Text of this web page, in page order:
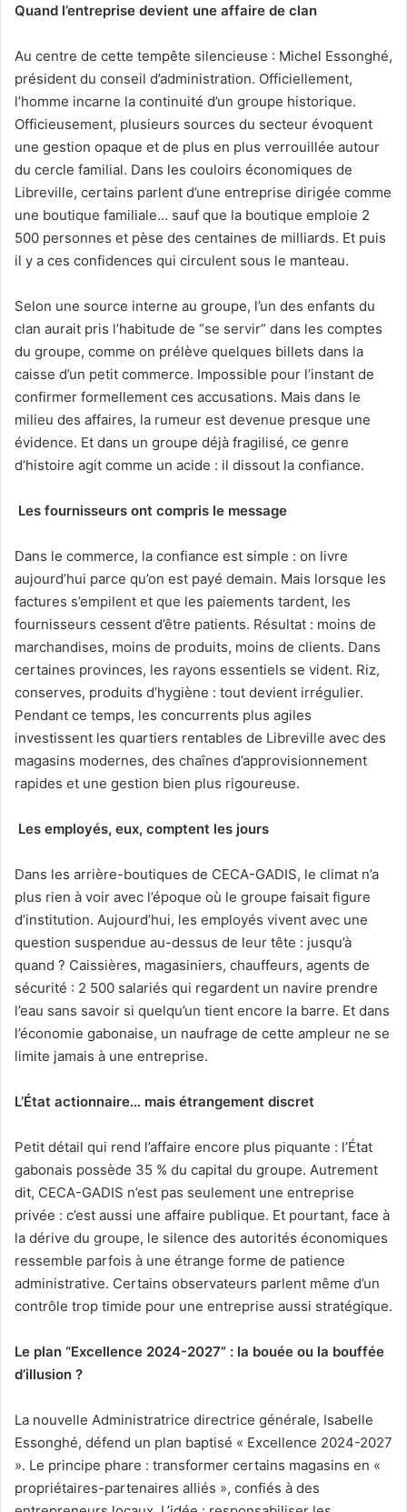
Quand l’entreprise devient une affaire de clan
Au centre de cette tempête silencieuse : Michel Essonghé,
président du conseil d’administration. Officiellement,
l’homme incarne la continuité d’un groupe historique.
Officieusement, plusieurs sources du secteur évoquent
une gestion opaque et de plus en plus verrouillée autour
du cercle familial. Dans les couloirs économiques de
Libreville, certains parlent d’une entreprise dirigée comme
une boutique familiale… sauf que la boutique emploie 2
500 personnes et pèse des centaines de milliards. Et puis
il y a ces confidences qui circulent sous le manteau.
Selon une source interne au groupe, l’un des enfants du
clan aurait pris l’habitude de “se servir” dans les comptes
du groupe, comme on prélève quelques billets dans la
caisse d’un petit commerce. Impossible pour l’instant de
confirmer formellement ces accusations. Mais dans le
milieu des affaires, la rumeur est devenue presque une
évidence. Et dans un groupe déjà fragilisé, ce genre
d’histoire agit comme un acide : il dissout la confiance.
Les fournisseurs ont compris le message
Dans le commerce, la confiance est simple : on livre
aujourd’hui parce qu’on est payé demain. Mais lorsque les
factures s’empilent et que les paiements tardent, les
fournisseurs cessent d’être patients. Résultat : moins de
marchandises, moins de produits, moins de clients. Dans
certaines provinces, les rayons essentiels se vident. Riz,
conserves, produits d’hygiène : tout devient irrégulier.
Pendant ce temps, les concurrents plus agiles
investissent les quartiers rentables de Libreville avec des
magasins modernes, des chaînes d’approvisionnement
rapides et une gestion bien plus rigoureuse.
Les employés, eux, comptent les jours
Dans les arrière-boutiques de CECA-GADIS, le climat n’a
plus rien à voir avec l’époque où le groupe faisait figure
d’institution. Aujourd’hui, les employés vivent avec une
question suspendue au-dessus de leur tête : jusqu’à
quand ? Caissières, magasiniers, chauffeurs, agents de
sécurité : 2 500 salariés qui regardent un navire prendre
l’eau sans savoir si quelqu’un tient encore la barre. Et dans
l’économie gabonaise, un naufrage de cette ampleur ne se
limite jamais à une entreprise.
L’État actionnaire… mais étrangement discret
Petit détail qui rend l’affaire encore plus piquante : l’État
gabonais possède 35 % du capital du groupe. Autrement
dit, CECA-GADIS n’est pas seulement une entreprise
privée : c’est aussi une affaire publique. Et pourtant, face à
la dérive du groupe, le silence des autorités économiques
ressemble parfois à une étrange forme de patience
administrative. Certains observateurs parlent même d’un
contrôle trop timide pour une entreprise aussi stratégique.
Le plan “Excellence 2024-2027” : la bouée ou la bouffée
d’illusion ?
La nouvelle Administratrice directrice générale, Isabelle
Essonghé, défend un plan baptisé « Excellence 2024-2027
». Le principe phare : transformer certains magasins en «
propriétaires-partenaires alliés », confiés à des